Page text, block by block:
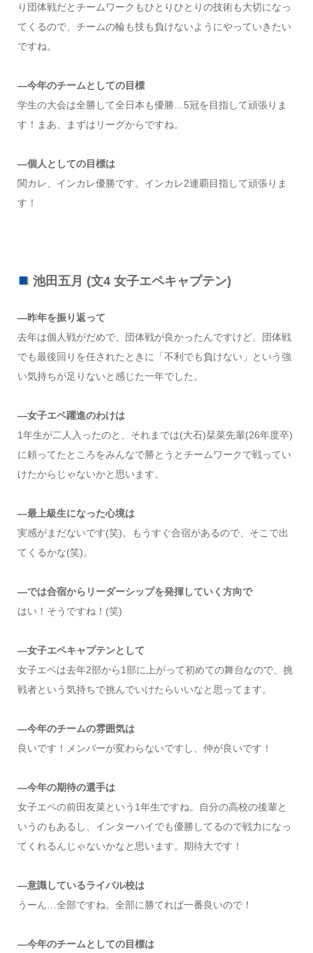
り団体戦だとチームワークもひとりひとりの技術も大切になっ
てくるので、チームの輪も技も負けないようにやっていきたい
ですね。
—今年のチームとしての目標
学生の大会は全勝して全日本も優勝…5冠を目指して頑張りま
す！まあ、まずはリーグからですね。
—個人としての目標は
関カレ、インカレ優勝です。インカレ2連覇目指して頑張りま
す！
池田五月 (文4 女子エペキャプテン)
—昨年を振り返って
去年は個人戦がだめで、団体戦が良かったんですけど、団体戦
でも最後回りを任されたときに「不利でも負けない」という強
い気持ちが足りないと感じた一年でした。
—女子エペ躍進のわけは
1年生が二人入ったのと、それまでは(大石)栞菜先輩(26年度卒)
に頼ってたところをみんなで勝とうとチームワークで戦ってい
けたからじゃないかと思います。
—最上級生になった心境は
実感がまだないです(笑)。もうすぐ合宿があるので、そこで出
てくるかな(笑)。
—では合宿からリーダーシップを発揮していく方向で
はい！そうですね！(笑)
—女子エペキャプテンとして
女子エペは去年2部から1部に上がって初めての舞台なので、挑
戦者という気持ちで挑んでいけたらいいなと思ってます。
—今年のチームの雰囲気は
良いです！メンバーが変わらないですし、仲が良いです！
—今年の期待の選手は
女子エペの前田友菜という1年生ですね。自分の高校の後輩と
いうのもあるし、インターハイでも優勝してるので戦力になっ
てくれるんじゃないかなと思います。期待大です！
—意識しているライバル校は
うーん…全部ですね。全部に勝てれば一番良いので！
—今年のチームとしての目標は